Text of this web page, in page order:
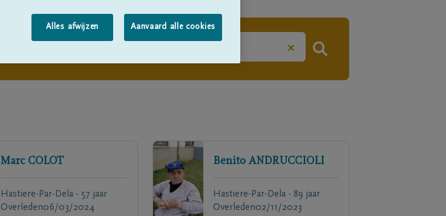
×
Marc COLOT
Hastiere-Par-Dela - 57 jaar
Overleden06/03/2024
Benito ANDRUCCIOLI
Hastiere-Par-Dela - 89 jaar
Overleden02/11/2023
Alles afwijzen Aanvaard alle cookies